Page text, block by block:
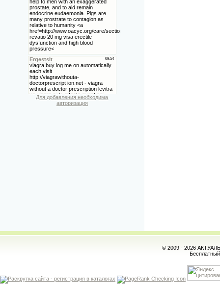
Для добавления необходима
авторизация
© 2009 - 2026